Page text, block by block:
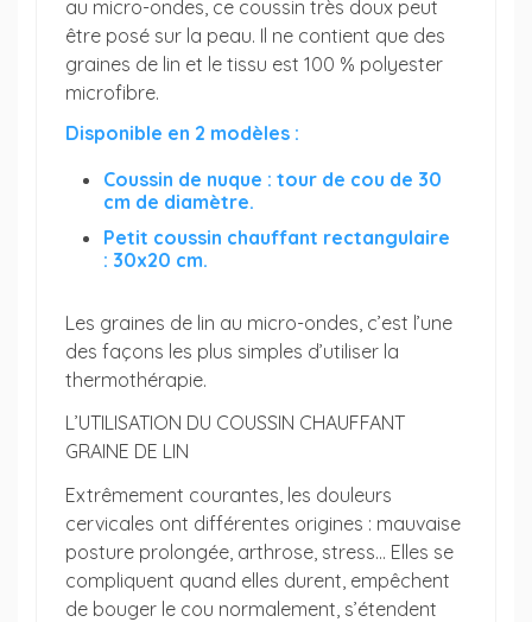
au micro-ondes, ce coussin très doux peut
être posé sur la peau. Il ne contient que des
graines de lin et le tissu est 100 % polyester
microfibre.
Disponible en 2 modèles :
Coussin de nuque : tour de cou de 30
cm de diamètre.
Petit coussin chauffant rectangulaire
: 30x20 cm.
Les graines de lin au micro-ondes, c’est l’une
des façons les plus simples d’utiliser la
thermothérapie.
L’UTILISATION DU COUSSIN CHAUFFANT
GRAINE DE LIN
Extrêmement courantes, les douleurs
cervicales ont différentes origines : mauvaise
posture prolongée, arthrose, stress... Elles se
compliquent quand elles durent, empêchent
de bouger le cou normalement, s’étendent